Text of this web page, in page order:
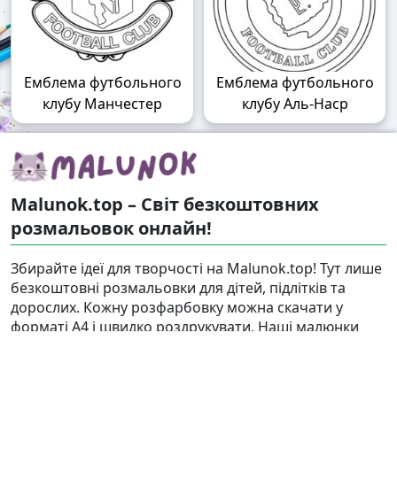
Емблема футбольного
клубу Манчестер
Емблема футбольного
клубу Аль-Наср
Malunok.top – Світ безкоштовних
розмальовок онлайн!
Збирайте ідеї для творчості на Malunok.top! Тут лише
безкоштовні розмальовки для дітей, підлітків та
дорослих. Кожну розфарбовку можна скачати у
форматі А4 і швидко роздрукувати. Наші малюнки